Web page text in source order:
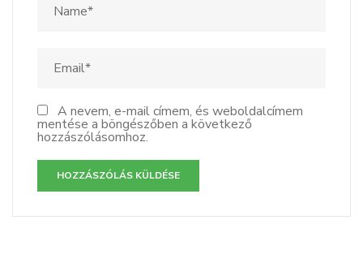
A nevem, e-mail címem, és weboldalcímem
mentése a böngészőben a következő
hozzászólásomhoz.